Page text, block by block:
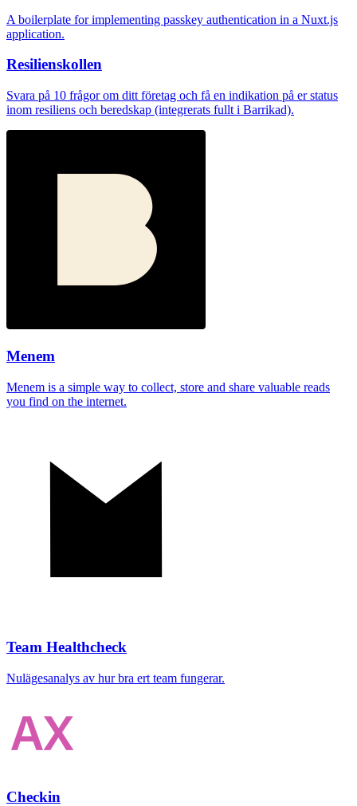
A boilerplate for implementing passkey authentication in a Nuxt.js
application.
Resilienskollen
Svara på 10 frågor om ditt företag och få en indikation på er status
inom resiliens och beredskap (integrerats fullt i Barrikad).
Menem
Menem is a simple way to collect, store and share valuable reads
you find on the internet.
Team Healthcheck
Nulägesanalys av hur bra ert team fungerar.
Checkin